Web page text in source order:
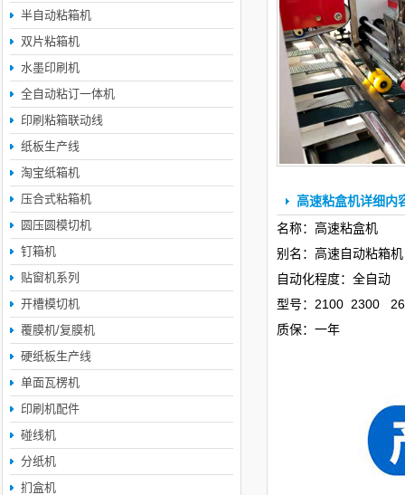
高速粘盒机详细内
名称：高速粘盒机
别名：高速自动粘箱机
自动化程度：全自动
型号：2100 2300
质保：一年
半自动粘箱机
双片粘箱机
水墨印刷机
全自动粘订一体机
印刷粘箱联动线
纸板生产线
淘宝纸箱机
压合式粘箱机
圆压圆模切机
钉箱机
贴窗机系列
开槽模切机
覆膜机/复膜机
硬纸板生产线
单面瓦楞机
印刷机配件
碰线机
分纸机
扪盒机